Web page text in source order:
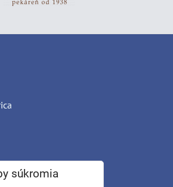
súkromia